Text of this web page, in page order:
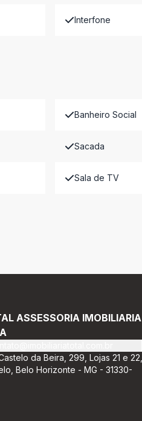
Interfone
Banheiro Social
Sacada
Sala de TV
ASSESSORIA IMOBILIARIA
da Beira, 299, Lojas 21 e 22,
Belo Horizonte - MG - 31330-